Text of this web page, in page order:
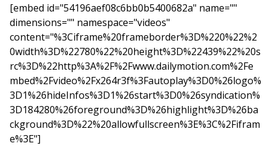
[embed id="54196aef08c6bb0b5400682a" name=""
dimensions="" namespace="videos"
content="%3Ciframe%20frameborder%3D%220%22%2
0width%3D%22780%22%20height%3D%22439%22%20s
rc%3D%22http%3A%2F%2Fwww.dailymotion.com%2Fe
mbed%2Fvideo%2Fx264r3f%3Fautoplay%3D0%26logo%
3D1%26hideInfos%3D1%26start%3D0%26syndication%
3D184280%26foreground%3D%26highlight%3D%26ba
ckground%3D%22%20allowfullscreen%3E%3C%2Fifram
e%3E"]